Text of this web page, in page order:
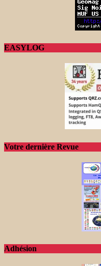
EASYLOG
Votre dernière Revue
Adhésion